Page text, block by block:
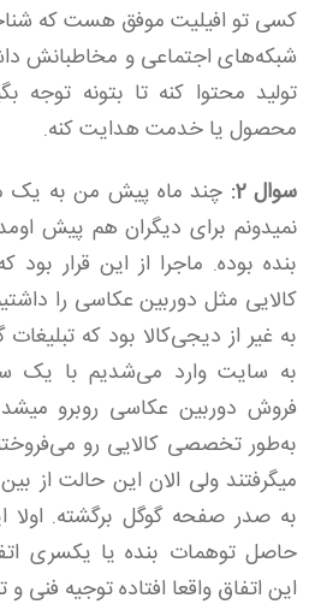
کسی تو افیلیت موفق هست که
شبکه‌های اجتماعی و مخاطبانش
تولید محتوا کنه تا بتونه توجه
محصول یا خدمت هدایت کنه.
سوال 2:
چند ماه پیش من به یک
نمیدونم برای دیگران هم پیش
بنده بوده. ماجرا از این قرار
کالایی مثل دوربین عکاسی را
به غیر از دیجی‌کالا بود که
به سایت وارد می‌شدیم با
فروش دوربین عکاسی روبرو
به‌طور تخصصی کالایی رو
میگرفتند ولی الان این حالت از
به صدر صفحه گوگل برگشته. اولا
حاصل توهمات بنده یا یکسری
این اتفاق واقعا افتاده توجیه